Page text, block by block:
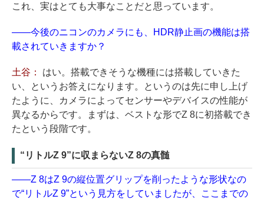
これ、実はとても大事なことだと思っています。
——今後のニコンのカメラにも、HDR静止画の機能は搭
載されていきますか？
土谷： はい。搭載できそうな機種には搭載していきた
い、というお答えになります。というのは先に申し上げ
たように、カメラによってセンサーやデバイスの性能が
異なるからです。まずは、ベストな形でZ 8に初搭載でき
たという段階です。
“リトルZ 9”に収まらないZ 8の真髄
——Z 8はZ 9の縦位置グリップを削ったような形状なの
で“リトルZ 9”という見方をしていましたが、ここまでの